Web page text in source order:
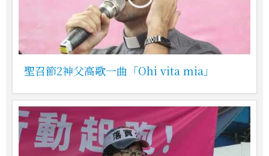
聖召節2神父高歌一曲「Ohi vita mia」